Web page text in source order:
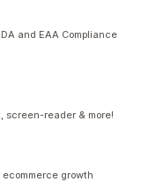
and EAA Compliance
screen-reader & more!
growth